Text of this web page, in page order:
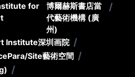
for
博爾赫斯書店當
代藝術機構 (廣
州)
/
Institute深圳画院 /
Para/Site藝術空間 /
/